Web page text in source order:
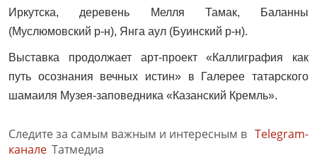
Иркутска, деревень Мелля Тамак, Баланны
(Муслюмовский р-н), Янга аул (Буинский р-н).
Выставка продолжает арт-проект «Каллиграфия как
путь осознания вечных истин» в Галерее татарского
шамаиля Музея-заповедника «Казанский Кремль».
Следите за самым важным и интересным в Telegram-
канале Татмедиа